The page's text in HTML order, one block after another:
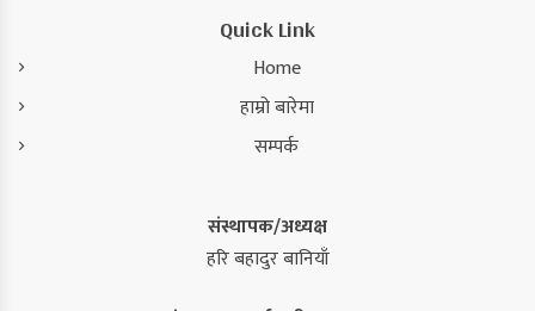
Quick Link
Home
हाम्रो बारेमा
सम्पर्क
संस्थापक/अध्यक्ष
हरि बहादुर बानियाँ